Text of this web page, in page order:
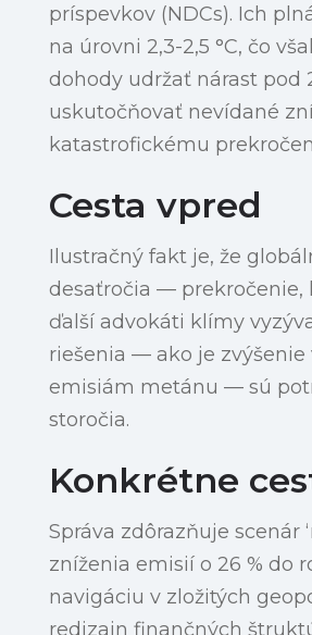
príspevkov (NDCs). Ich
na úrovni 2,3-2,5 °C, čo
dohody udržať nárast pod
uskutočňovať nevídané
katastrofickému
Cesta vpred
Ilustračný fakt je, že
desaťročia — prekročenie,
ďalší advokáti klímy
riešenia — ako je
emisiám metánu — sú
storočia.
Konkrétne
Správa zdôrazňuje scenár
zníženia emisií o 26 % do
navigáciu v zložitých
redizajn finančných